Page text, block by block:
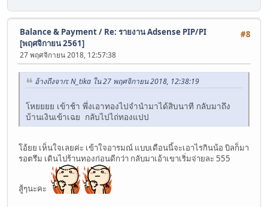
#8
Balance & Payment/ Re: รายงาน Adsense PIP/PI
[พฤศจิกายน 2561]
27 พฤศจิกายน 2018, 12:57:38
อ้างถึงจาก: N_tika ใน 27 พฤศจิกายน 2018, 12:38:19
โหยยยย เข้าช้า พึ่งเอาทองไปจำนำมาได้สิบนาที กลับมาถึง
บ้านเงินเข้าเฉย กลับไปไถ่ทองแปป
โอ้ยย เห็นใจเลยค่ะ เข้าใจอารมณ์ แบบเดือนนี้จะเอาไรกินน้อ บิลก็มา
รอตรึม เดินไปร้านทองก่อนดีกว่า กลับมาเอ้าเขาเริ่มจ่ายละ 555
สู้ๆนะคะ